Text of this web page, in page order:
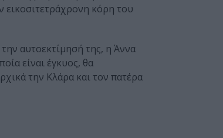
εικοσιτετράχρονη κόρη του
αυτοεκτίμησή της, η Άννα
είναι έγκυος, θα
την Κλάρα και τον πατέρα